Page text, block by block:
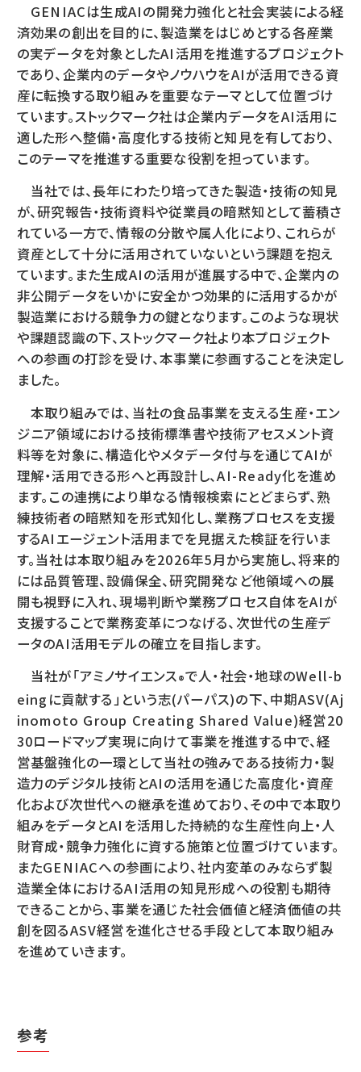
GENIACは生成AIの開発力強化と社会実装による経
済効果の創出を目的に、製造業をはじめとする各産業
の実データを対象としたAI活用を推進するプロジェクト
であり、企業内のデータやノウハウをAIが活用できる資
産に転換する取り組みを重要なテーマとして位置づけ
ています。ストックマーク社は企業内データをAI活用に
適した形へ整備・高度化する技術と知見を有しており、
このテーマを推進する重要な役割を担っています。
当社では、長年にわたり培ってきた製造・技術の知見
が、研究報告・技術資料や従業員の暗黙知として蓄積さ
れている一方で、情報の分散や属人化により、これらが
資産として十分に活用されていないという課題を抱え
ています。また生成AIの活用が進展する中で、企業内の
非公開データをいかに安全かつ効果的に活用するかが
製造業における競争力の鍵となります。このような現状
や課題認識の下、ストックマーク社より本プロジェクト
への参画の打診を受け、本事業に参画することを決定し
ました。
本取り組みでは、当社の食品事業を支える生産・エン
ジニア領域における技術標準書や技術アセスメント資
料等を対象に、構造化やメタデータ付与を通じてAIが
理解・活用できる形へと再設計し、AI-Ready化を進め
ます。この連携により単なる情報検索にとどまらず、熟
練技術者の暗黙知を形式知化し、業務プロセスを支援
するAIエージェント活用までを見据えた検証を行いま
す。当社は本取り組みを2026年5月から実施し、将来的
には品質管理、設備保全、研究開発など他領域への展
開も視野に入れ、現場判断や業務プロセス自体をAIが
支援することで業務変革につなげる、次世代の生産デ
ータのAI活用モデルの確立を目指します。
当社が「アミノサイエンス®で人・社会・地球のWell-b
eingに貢献する」という志(パーパス)の下、中期ASV(Aj
inomoto Group Creating Shared Value)経営20
30ロードマップ実現に向けて事業を推進する中で、経
営基盤強化の一環として当社の強みである技術力・製
造力のデジタル技術とAIの活用を通じた高度化・資産
化および次世代への継承を進めており、その中で本取り
組みをデータとAIを活用した持続的な生産性向上・人
財育成・競争力強化に資する施策と位置づけています。
またGENIACへの参画により、社内変革のみならず製
造業全体におけるAI活用の知見形成への役割も期待
できることから、事業を通じた社会価値と経済価値の共
創を図るASV経営を進化させる手段として本取り組み
を進めていきます。
参考